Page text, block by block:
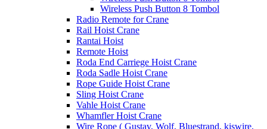
Wireless Push Button 8 Tombol
Radio Remote for Crane
Rail Hoist Crane
Rantai Hoist
Remote Hoist
Roda End Carriege Hoist Crane
Roda Sadle Hoist Crane
Rope Guide Hoist Crane
Sling Hoist Crane
Vahle Hoist Crane
Whamfler Hoist Crane
Wire Rope ( Gustav, Wolf, Bluestrand, kiswire,